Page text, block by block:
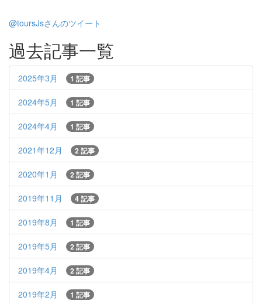
@toursJsさんのツイート
過去記事一覧
2025年3月 1 記事
2024年5月 1 記事
2024年4月 1 記事
2021年12月 2 記事
2020年1月 2 記事
2019年11月 4 記事
2019年8月 1 記事
2019年5月 2 記事
2019年4月 2 記事
2019年2月 1 記事